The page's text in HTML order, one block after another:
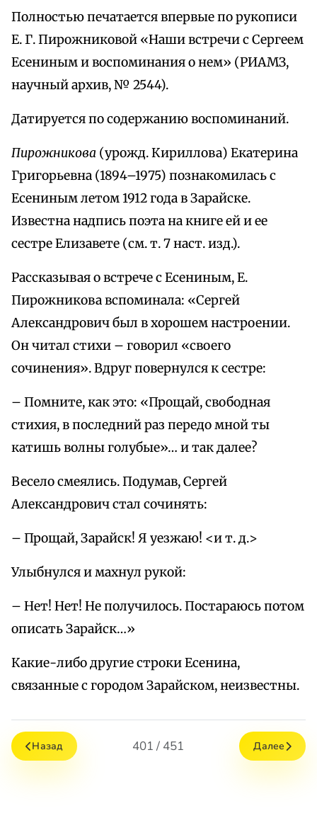
Полностью печатается впервые по рукописи
Е. Г. Пирожниковой «Наши встречи с Сергеем
Есениным и воспоминания о нем» (РИАМЗ,
научный архив, № 2544).
Датируется по содержанию воспоминаний.
Пирожникова (урожд. Кириллова) Екатерина
Григорьевна (1894–1975) познакомилась с
Есениным летом 1912 года в Зарайске.
Известна надпись поэта на книге ей и ее
сестре Елизавете (см. т. 7 наст. изд.).
Рассказывая о встрече с Есениным, Е.
Пирожникова вспоминала: «Сергей
Александрович был в хорошем настроении.
Он читал стихи – говорил «своего
сочинения». Вдруг повернулся к сестре:
– Помните, как это: «Прощай, свободная
стихия, в последний раз передо мной ты
катишь волны голубые»… и так далее?
Весело смеялись. Подумав, Сергей
Александрович стал сочинять:
– Прощай, Зарайск! Я уезжаю! <и т. д.>
Улыбнулся и махнул рукой:
– Нет! Нет! Не получилось. Постараюсь потом
описать Зарайск…»
Какие-либо другие строки Есенина,
связанные с городом Зарайском, неизвестны.
Назад 401 / 451 Далее